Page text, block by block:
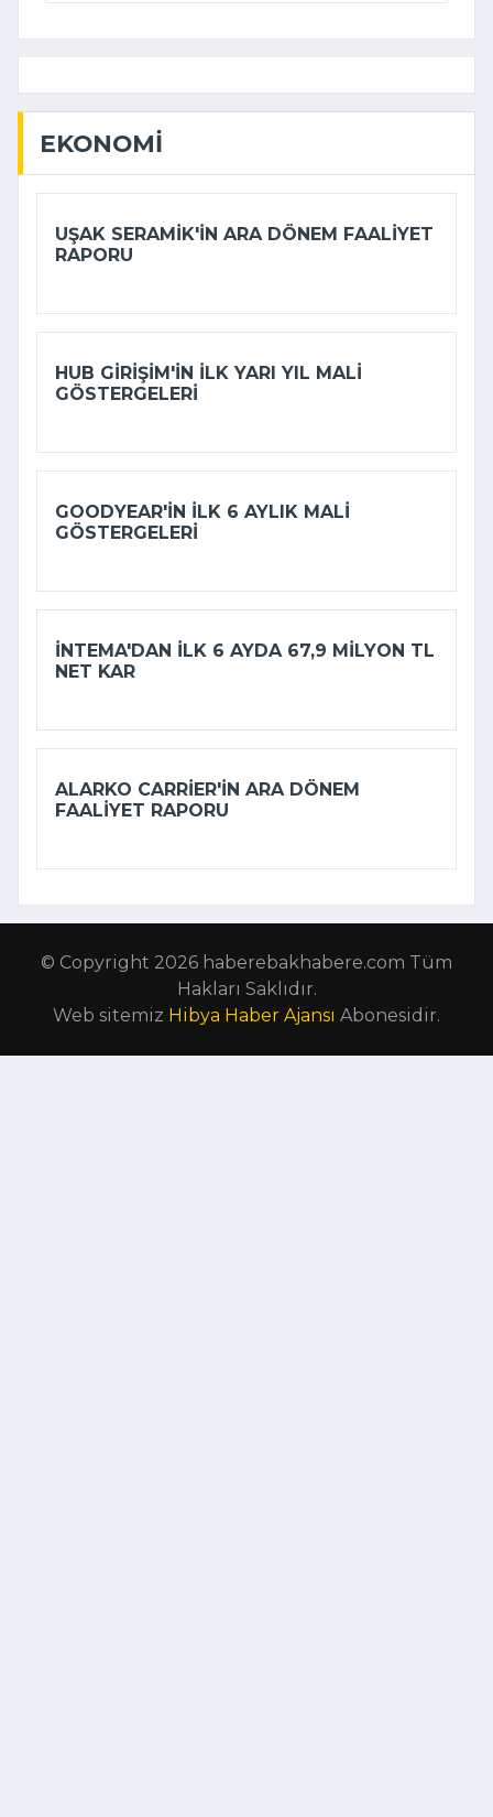
EKONOMI
UŞAK SERAMIK'IN ARA DÖNEM FAALIYET
RAPORU
HUB GIRIŞIM'IN ILK YARI YIL MALI
GÖSTERGELERI
GOODYEAR'IN ILK 6 AYLIK MALI
GÖSTERGELERI
İNTEMA'DAN ILK 6 AYDA 67,9 MILYON TL
NET KAR
ALARKO CARRIER'IN ARA DÖNEM
FAALIYET RAPORU
© Copyright 2026 haberebakhabere.com Tüm
Hakları Saklıdır.
Web sitemiz Hibya Haber Ajansı Abonesidir.